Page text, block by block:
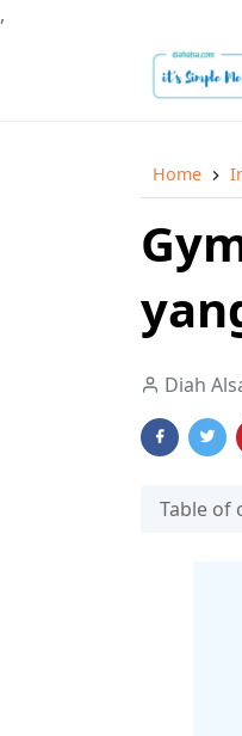
,
Home
Diah
Table of